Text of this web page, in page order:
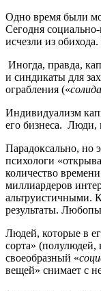
Одно время были
Сегодня
исчезли из
Иногда, правда,
и синдикаты для
ограбления («
Индивидуализм
его бизнеса. Люди,
Парадоксально, но
психологи
количество
миллиардеров
альтруистичными.
результаты.
Людей, которые в
сорта»
своеобразный «
вещей» снимает с